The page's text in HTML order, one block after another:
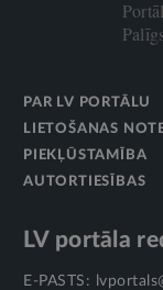
PAR LV PORTĀLU
LIETOŠANAS
PIEKĻŪSTAMĪBA
AUTORTIESĪBAS
LV portāla
E-PASTS: